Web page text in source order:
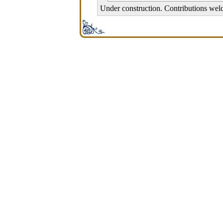
Under construction. Contributions